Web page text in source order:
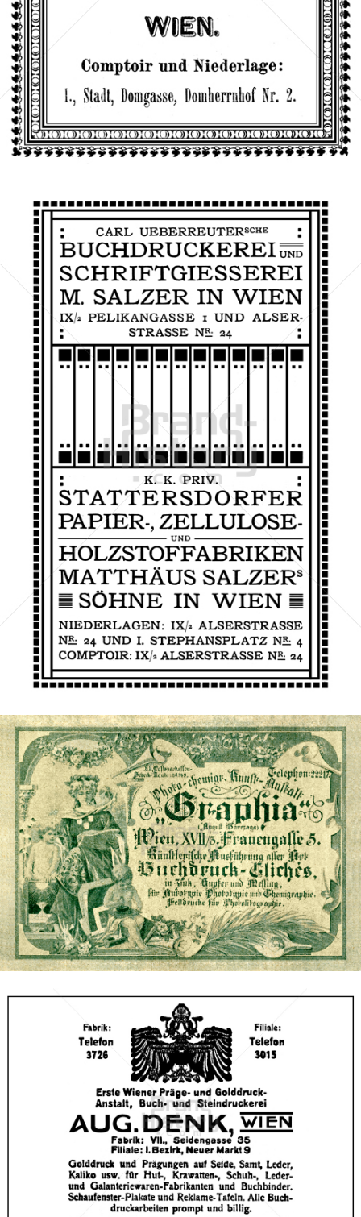
Bild-ID: 66457
Druckerei Ueberreuter
Ueberreuter Print und Digimedia GmbH
1908
Bild-ID: 46677
Graphia, Wien Graphia, Wien 1910
Bild-ID: 66794
AUG. DENK, WIEN AUG. DENK, WIEN